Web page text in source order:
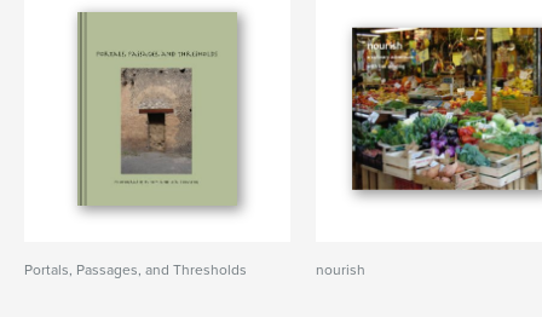
Portals, Passages, and Thresholds nourish